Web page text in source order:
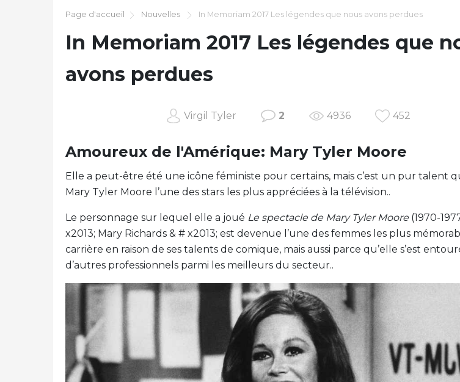
Page d'accueil Nouvelles In Memoriam 2017 Les légendes que nous avons perdues
In Memoriam 2017 Les légendes que
avons perdues
Virgil Tyler 2 4936 452
Amoureux de l'Amérique: Mary Tyler Moore
Elle a peut-être été une icône féministe pour certains, mais c’est un pur talent
Mary Tyler Moore l’une des stars les plus appréciées à la télévision..
Le personnage sur lequel elle a joué Le spectacle de Mary Tyler Moore(1970-
x2013; Mary Richards & # x2013; est devenue l’une des femmes les plus
carrière en raison de ses talents de comique, mais aussi parce qu’elle s’est
d’autres professionnels parmi les meilleurs du secteur..